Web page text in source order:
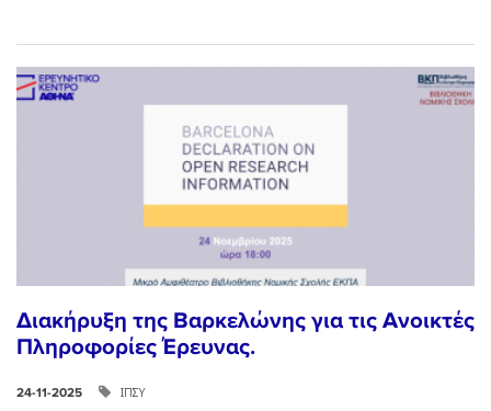
Διακήρυξη της Βαρκελώνης για τις Ανοικτές
Πληροφορίες Έρευνας.
24-11-2025 ΙΠΣΥ